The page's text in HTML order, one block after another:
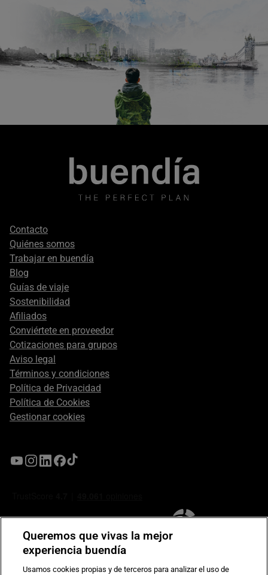
Footer
secondary
Contacto
Quiénes somos
Trabajar en buendía
Blog
Guías de viaje
Sostenibilidad
Afiliados
Conviértete en proveedor
Cotizaciones para grupos
Aviso legal
Términos y condiciones
Política de Privacidad
Política de Cookies
Gestionar cookies
Queremos que vivas la mejor
experiencia buendía
Usamos cookies propias y de terceros para analizar el uso de